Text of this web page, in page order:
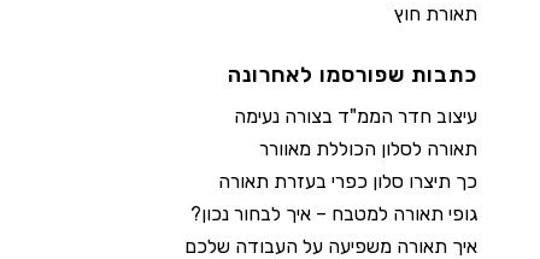
תאורת חוץ
כתבות שפורסמו לאחרונה
עיצוב חדר הממ"ד בצורה נעימה
תאורה לסלון הכוללת מאוורר
כך תיצרו סלון כפרי בעזרת תאורה
גופי תאורה למטבח – איך לבחור נכון?
איך תאורה משפיעה על העבודה שלכם